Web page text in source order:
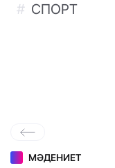
СПОРТ
МӘДЕНИЕТ